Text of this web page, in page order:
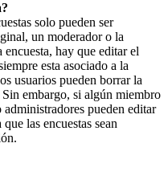
solo pueden ser
un moderador o la
hay que editar el
esta asociado a la
usuarios pueden borrar la
embargo, si algún miembro
pueden editar
las encuestas sean